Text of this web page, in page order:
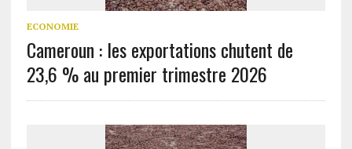
ECONOMIE
Cameroun : les exportations chutent de
23,6 % au premier trimestre 2026